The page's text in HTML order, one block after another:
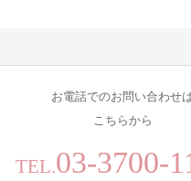
お電話でのお問い合わせ
こちらから
TEL.03-3700-